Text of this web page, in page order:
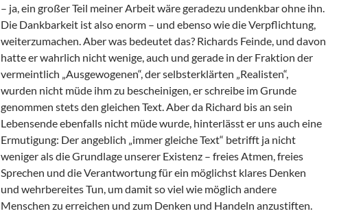
– ja, ein großer Teil meiner Arbeit wäre geradezu undenkbar ohne ihn.
Die Dankbarkeit ist also enorm – und ebenso wie die Verpflichtung,
weiterzumachen. Aber was bedeutet das? Richards Feinde, und davon
hatte er wahrlich nicht wenige, auch und gerade in der Fraktion der
vermeintlich „Ausgewogenen“, der selbsterklärten „Realisten“,
wurden nicht müde ihm zu bescheinigen, er schreibe im Grunde
genommen stets den gleichen Text. Aber da Richard bis an sein
Lebensende ebenfalls nicht müde wurde, hinterlässt er uns auch eine
Ermutigung: Der angeblich „immer gleiche Text“ betrifft ja nicht
weniger als die Grundlage unserer Existenz – freies Atmen, freies
Sprechen und die Verantwortung für ein möglichst klares Denken
und wehrbereites Tun, um damit so viel wie möglich andere
Menschen zu erreichen und zum Denken und Handeln anzustiften.